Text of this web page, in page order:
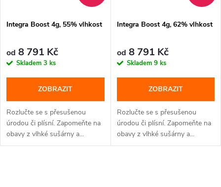
Integra Boost 4g, 55% vlhkost
od 8 791 Kč
Skladem 3 ks
ZOBRAZIT
Rozlučte se s přesušenou
úrodou či plísní. Zapomeňte na
obavy z vlhké sušárny a...
Integra Boost 4g, 62% vlhkost
od 8 791 Kč
Skladem 9 ks
ZOBRAZIT
Rozlučte se s přesušenou
úrodou či plísní. Zapomeňte na
obavy z vlhké sušárny a...